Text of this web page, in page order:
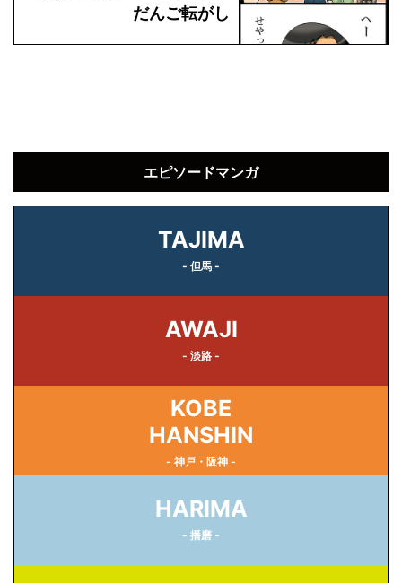
だんご転がし
エピソードマンガ
TAJIMA
- 但馬 -
AWAJI
- 淡路 -
KOBE
HANSHIN
- 神戸・阪神 -
HARIMA
- 播磨 -